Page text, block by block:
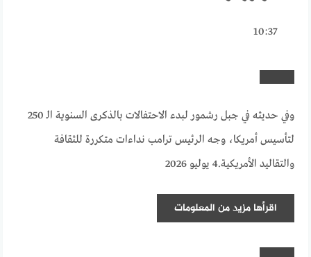
10:37
وفي حديثه في جبل رشمور لبدء الاحتفالات بالذكرى السنوية الـ 250
لتأسيس أمريكا، وجه الرئيس ترامب نداءات متكررة للثقافة
والتقاليد الأمريكية.4 يوليو 2026
اقرأها مزيد من المعلومات